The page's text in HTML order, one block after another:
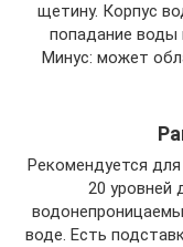
щетину. Корпус
попадание воды
Минус: может
Рекомендуется
20 уровней
воде. Есть